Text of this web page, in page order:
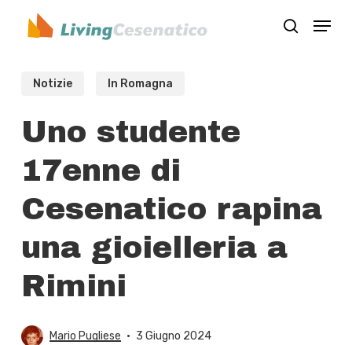
search
Menu
Notizie In Romagna
Uno studente
17enne di
Cesenatico rapina
una gioielleria a
Rimini
Mario Pugliese 3 Giugno 2024